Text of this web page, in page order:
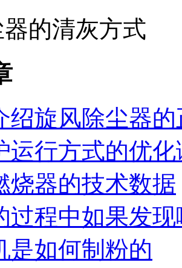
的清灰方式
绍旋风除尘器
运行方式的优
烧器的技术数据
过程中如果发
是如何制粉的